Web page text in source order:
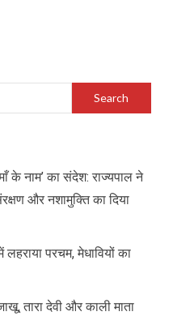
के नाम’ का संदेश: राज्यपाल ने
और नशामुक्ति का दिया
परचम, मेधावियों का
तारा देवी और काली माता